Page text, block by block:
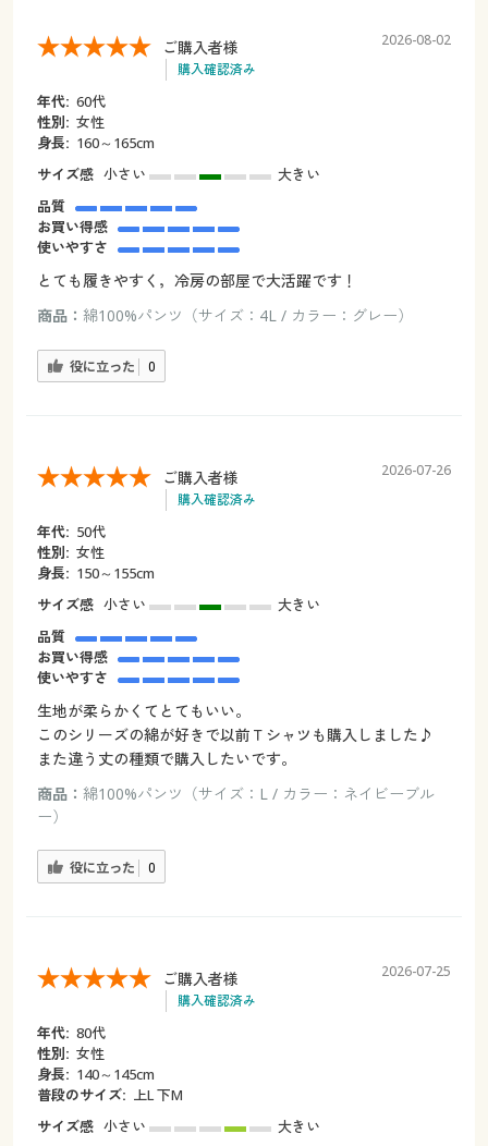
ご購入者様
購入確認済み
2026-08-02
年代: 60代
性別: 女性
身長: 160～165cm
サイズ感 小さい
大きい
品質
お買い得感
使いやすさ
とても履きやすく，冷房の部屋で大活躍です！
商品： 綿100%パンツ（サイズ：4L / カラー：グレー）
役に立った 0
ご購入者様
購入確認済み
2026-07-26
年代: 50代
性別: 女性
身長: 150～155cm
サイズ感 小さい
大きい
品質
お買い得感
使いやすさ
生地が柔らかくてとてもいい。
このシリーズの綿が好きで以前Ｔシャツも購入しました♪
また違う丈の種類で購入したいです。
商品： 綿100%パンツ（サイズ：L / カラー：ネイビーブル
ー）
役に立った 0
ご購入者様
購入確認済み
2026-07-25
年代: 80代
性別: 女性
身長: 140～145cm
普段のサイズ: 上L 下M
サイズ感 小さい
大きい